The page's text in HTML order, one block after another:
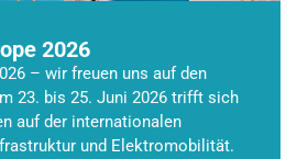
2026
– wir freuen uns auf den
23. bis 25. Juni 2026 trifft sich
auf der internationalen
und Elektromobilität.